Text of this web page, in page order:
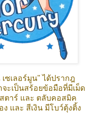
ซเลอร์มูน" ได้ปรากฎ
ะเป็นสร้อยข้อมือที่มีเม็ด
ตาร์ และ ตลับคอสมิค
และ สีเงิน มีโบว์ตุ้งติ้ง